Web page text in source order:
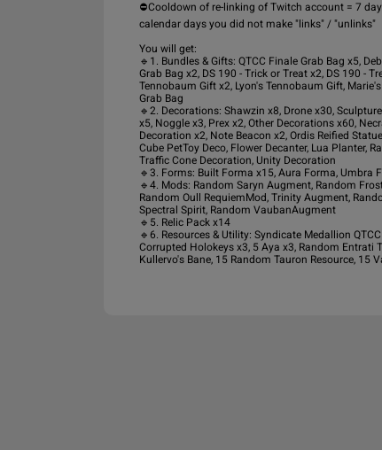
⛔️Cooldown of re-linking of Twitch account = 7
calendar days you did not make "links" / "unlinks"
You will get:
🔹1. Bundles & Gifts: QTCC Finale Grab Bag x5,
Grab Bag x2, DS 190 - Trick or Treat x2, DS 190 -
Tennobaum Gift x2, Lyon's Tennobaum Gift,
Grab Bag
🔹2. Decorations: Shawzin x8, Drone x30,
x5, Noggle x3, Prex x2, Other Decorations x60,
Decoration x2, Note Beacon x2, Ordis Reified
Cube PetToy Deco, Flower Decanter, Lua Planter,
Traffic Cone Decoration, Unity Decoration
🔹3. Forms: Built Forma x15, Aura Forma, Umbra
🔹4. Mods: Random Saryn Augment, Random
Random Oull RequiemMod, Trinity Augment,
Spectral Spirit, Random VaubanAugment
🔹5. Relic Pack x14
🔹6. Resources & Utility: Syndicate Medallion
Corrupted Holokeys x3, 5 Aya x3, Random Entrati
Kullervo's Bane, 15 Random Tauron Resource, 15